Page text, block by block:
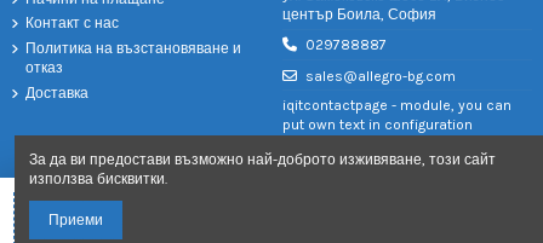
Контакт с нас
Политика на възстановяване и
отказ
Доставка
център Боила, София
029788887
sales@allegro-bg.com
iqitcontactpage - module, you can
put own text in configuration
За да ви предостави възможно най-доброто изживяване, този сайт
използва бисквитки.
Приеми